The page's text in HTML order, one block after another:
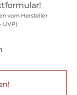
vom Hersteller
UVP)